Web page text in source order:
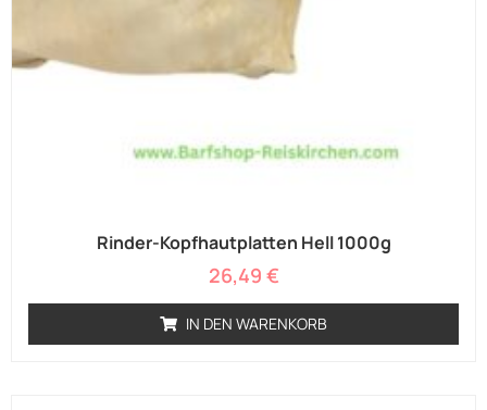
Rinder-Kopfhautplatten Hell 1000g
26,49 €
IN DEN WARENKORB